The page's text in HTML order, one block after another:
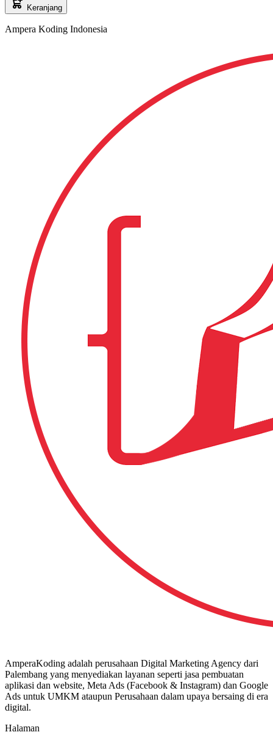
Keranjang
Ampera Koding Indonesia
AmperaKoding adalah perusahaan Digital Marketing Agency dari
Palembang yang menyediakan layanan seperti jasa pembuatan
aplikasi dan website, Meta Ads (Facebook & Instagram) dan Google
Ads untuk UMKM ataupun Perusahaan dalam upaya bersaing di era
digital.
Halaman